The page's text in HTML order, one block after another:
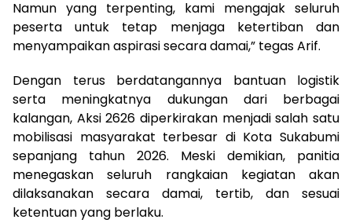
Namun yang terpenting, kami mengajak seluruh
peserta untuk tetap menjaga ketertiban dan
menyampaikan aspirasi secara damai,” tegas Arif.
Dengan terus berdatangannya bantuan logistik
serta meningkatnya dukungan dari berbagai
kalangan, Aksi 2626 diperkirakan menjadi salah satu
mobilisasi masyarakat terbesar di Kota Sukabumi
sepanjang tahun 2026. Meski demikian, panitia
menegaskan seluruh rangkaian kegiatan akan
dilaksanakan secara damai, tertib, dan sesuai
ketentuan yang berlaku.